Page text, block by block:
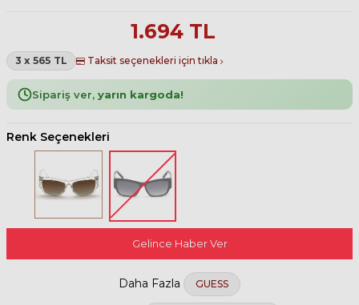
1.694 TL
3 x 565 TL Taksit seçenekleri için tıkla
Sipariş ver, yarın kargoda!
Renk Seçenekleri
Gelince Haber Ver
Daha Fazla GUESS